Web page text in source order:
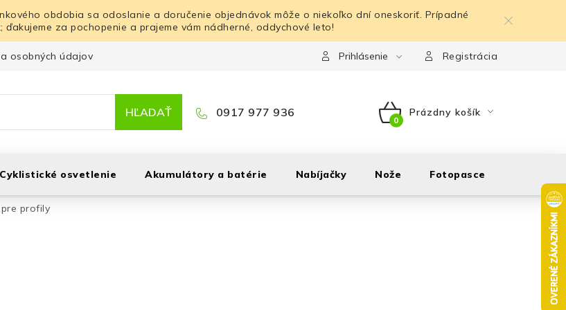
obdobia sa odoslanie a doručenie objednávok môže o niekoľko dní oneskoriť. Prípadné
ďakujeme za pochopenie a prajeme vám nádherné, oddychové leto!
osobných údajov Prihlásenie Registrácia
HĽADAŤ 0917 977 936
NÁKUPNÝ
Prázdny košík
Cyklistické osvetlenie Akumulátory a batérie Nabíjačky Nože Fotopasce
profily